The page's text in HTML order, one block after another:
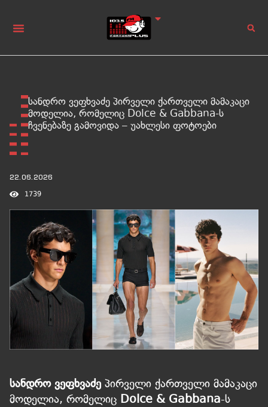
სანდრო ვეფხვაძე პირველი ქართველი მამაკაცი
მოდელია, რომელიც Dolce & Gabbana-ს
ჩვენებაზე გამოვიდა – უახლესი ფოტოები
22.06.2026
1739
სანდრო ვეფხვაძე პირველი ქართველი მამაკაცი
მოდელია, რომელიც Dolce & Gabbana-ს